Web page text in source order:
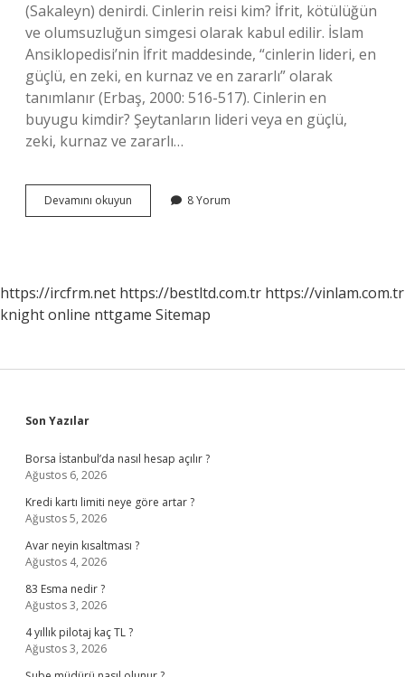
(Sakaleyn) denirdi. Cinlerin reisi kim? İfrit, kötülüğün
ve olumsuzluğun simgesi olarak kabul edilir. İslam
Ansiklopedisi’nin İfrit maddesinde, “cinlerin lideri, en
güçlü, en zeki, en kurnaz ve en zararlı” olarak
tanımlanır (Erbaş, 2000: 516-517). Cinlerin en
buyugu kimdir? Şeytanların lideri veya en güçlü,
zeki, kurnaz ve zararlı…
Devamını okuyun
Annesi
8 Yorum
https://ircfrm.net https://bestltd.com.tr https://vinlam.com.tr
knight online nttgame Sitemap
Sidebar
Son Yazılar
Borsa İstanbul’da nasıl hesap açılır ?
Ağustos 6, 2026
Kredi kartı limiti neye göre artar ?
Ağustos 5, 2026
Avar neyin kısaltması ?
Ağustos 4, 2026
83 Esma nedir ?
Ağustos 3, 2026
4 yıllık pilotaj kaç TL ?
Ağustos 3, 2026